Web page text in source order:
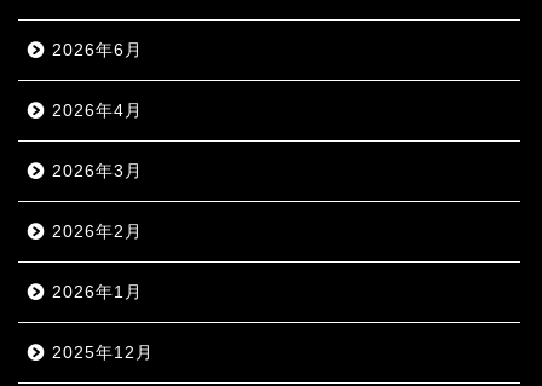
2026年6月
2026年4月
2026年3月
2026年2月
2026年1月
2025年12月